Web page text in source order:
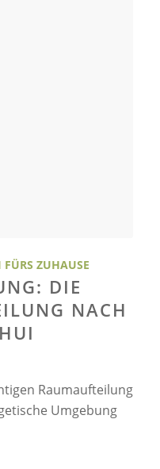
FÜRS ZUHAUSE
DIE
NACH
Raumaufteilung
Umgebung